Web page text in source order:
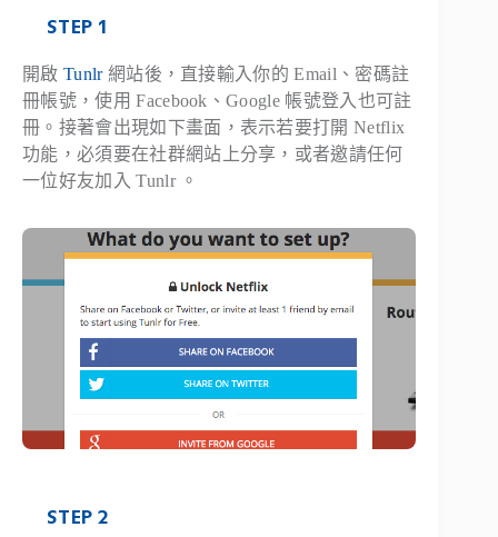
STEP 1
開啟 Tunlr網站後，直接輸入你的 Email、密碼註
冊帳號，使用 Facebook、Google 帳號登入也可註
冊。接著會出現如下畫面，表示若要打開 Netflix
功能，必須要在社群網站上分享，或者邀請任何
一位好友加入 Tunlr 。
STEP 2